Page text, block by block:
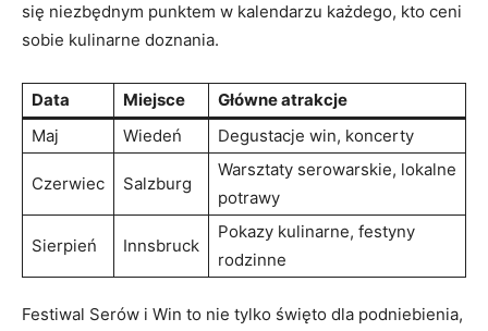
się ‌niezbędnym punktem ​w kalendarzu każdego,‍ kto ceni
sobie kulinarne doznania.
Data Miejsce
Główne atrakcje
Maj
Wiedeń Degustacje win, koncerty
Czerwiec Salzburg
Warsztaty serowarskie, ⁤lokalne
potrawy
Sierpień Innsbruck
Pokazy ⁤kulinarne, festyny
rodzinne
Festiwal Serów i Win to nie tylko święto dla podniebienia,